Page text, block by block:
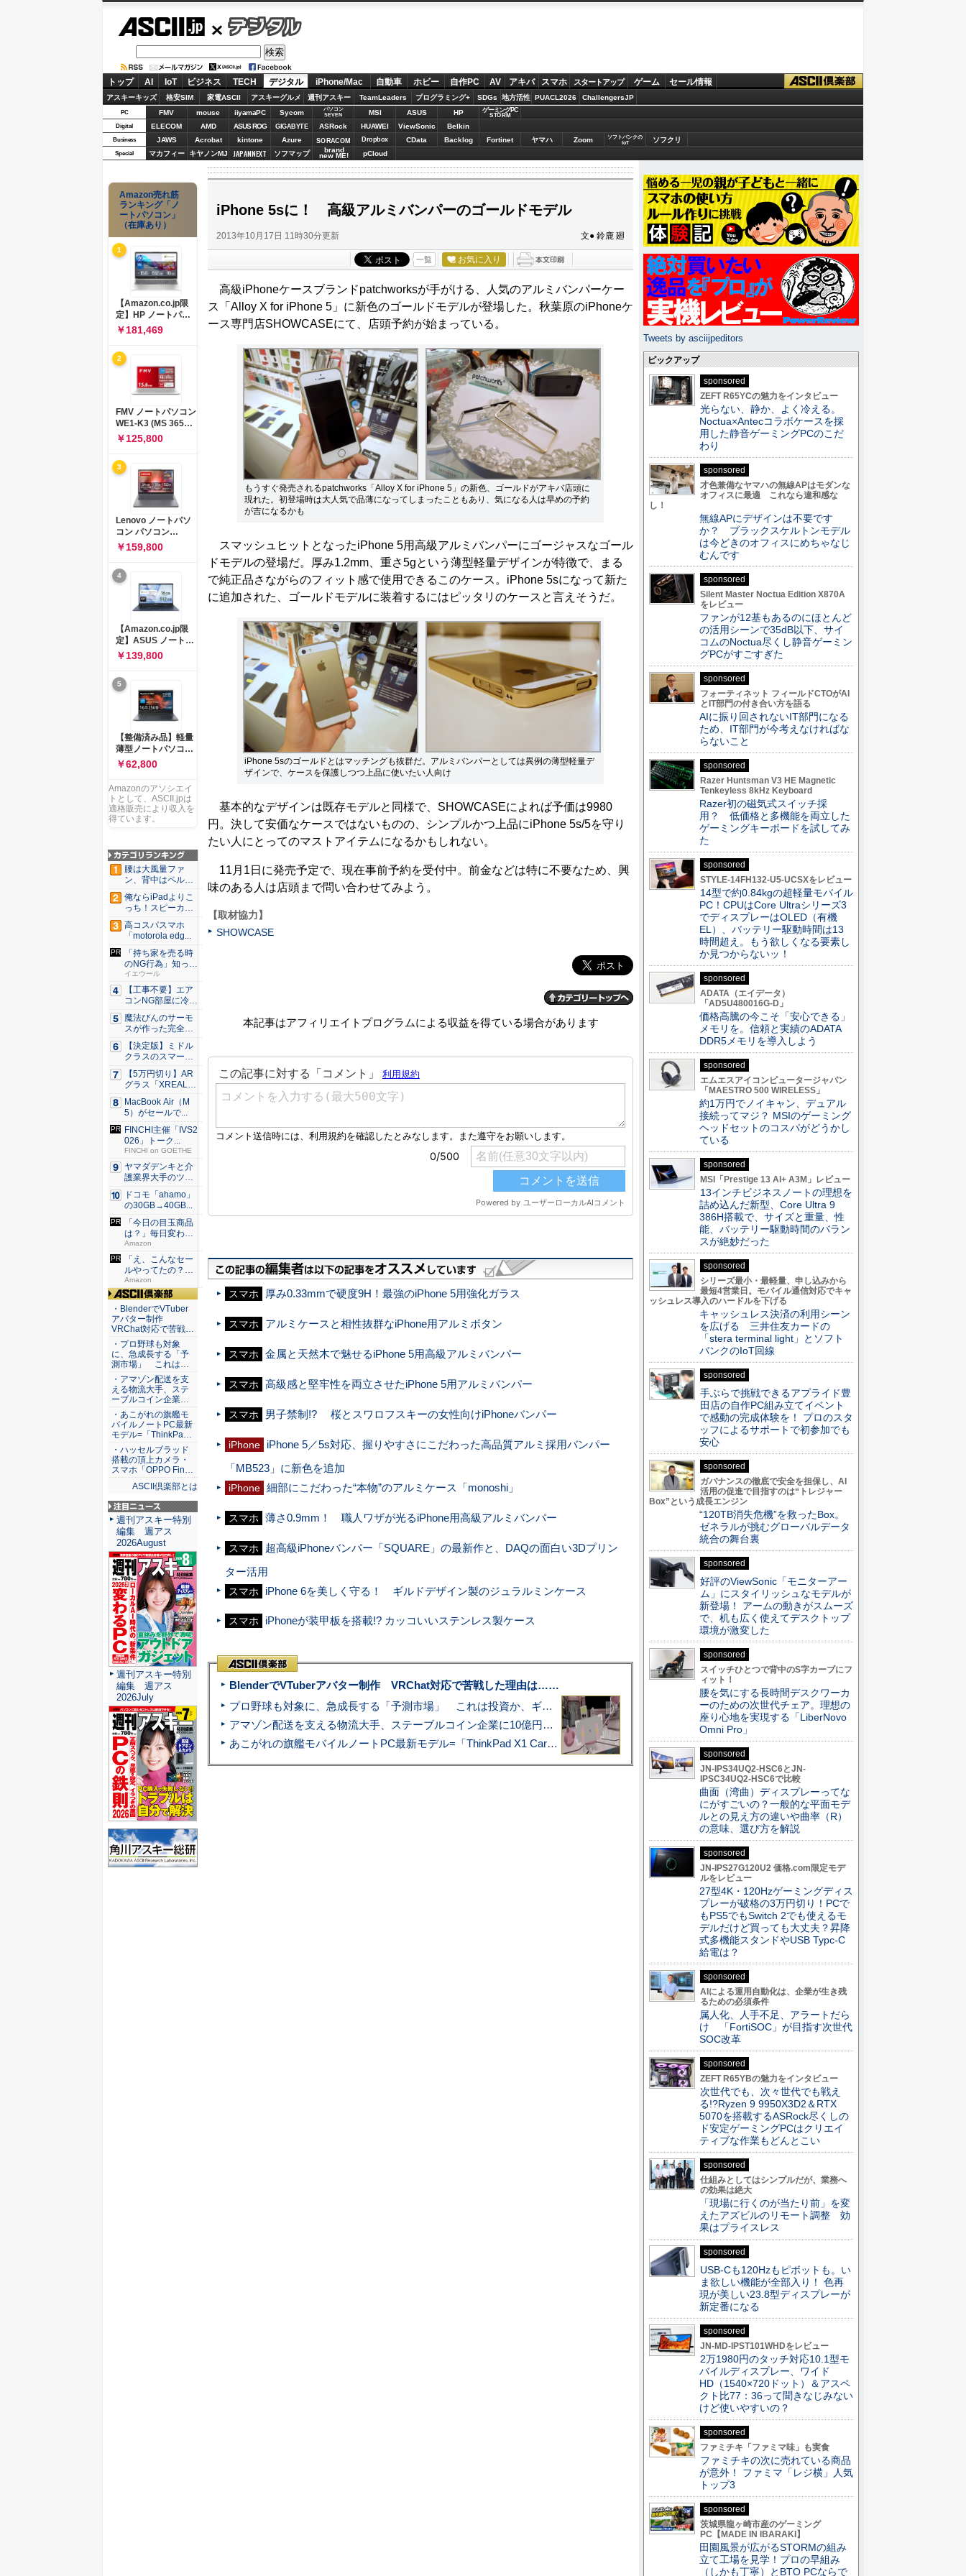
デジタル
トップ AI IoT ビジネス TECH デジタル iPhone/Mac 自動車 ホビー 自作PC AV アキバ スマホ スタートアップ ゲーム セール情報
アスキーキッズ 格安SIM 家電ASCII アスキーグルメ 週刊アスキー TeamLeaders プログラミング+ SDGs 地方活性 PUACL2026 ChallengersJP
PC FMV mouse iiyamaPC Sycom
パソコン
SEVEN
MSI ASUS HP ゲーミングPC
STORM
Digital ELECOM AMD ASUS ROG GIGABYTE ASRock HUAWEI ViewSonic Belkin
Business JAWS Acrobat kintone Azure SORACOM Dropbox CData Backlog Fortinet ヤマハ Zoom
ソフトバンクの
IoT
ソフクリ
Special マカフィー キヤノンMJ JAPANNEXT ソフマップ brand
new ME! pCloud
iPhone 5sに！ 高級アルミバンパーのゴールドモデル
2013年10月17日 11時30分更新 文● 鈴鹿 廻
一覧 お気に入り
高級iPhoneケースブランドpatchworksが手がける、人気のアルミバンパーケー
ス「Alloy X for iPhone 5」に新色のゴールドモデルが登場した。秋葉原のiPhoneケ
ース専門店SHOWCASEにて、店頭予約が始まっている。
もうすぐ発売されるpatchworks「Alloy X for iPhone 5」の新色、ゴールドがアキバ店頭に
現れた。初登場時は大人気で品薄になってしまったこともあり、気になる人は早めの予約
が吉になるかも
スマッシュヒットとなったiPhone 5用高級アルミバンパーにゴージャスなゴール
ドモデルの登場だ。厚み1.2mm、重さ5gという薄型軽量デザインが特徴で、まる
で純正品さながらのフィット感で使用できるこのケース。iPhone 5sになって新た
に追加された、ゴールドモデルに装着するにはピッタリのケースと言えそうだ。
iPhone 5sのゴールドとはマッチングも抜群だ。アルミバンパーとしては異例の薄型軽量デ
ザインで、ケースを保護しつつ上品に使いたい人向け
基本的なデザインは既存モデルと同様で、SHOWCASEによれば予価は9980
円。決して安価なケースではないものの、シンプルかつ上品にiPhone 5s/5を守り
たい人にとってのマストアイテムになるかもしれない。
11月1日に発売予定で、現在事前予約を受付中。前金などは特に不要なため、興
味のある人は店頭まで問い合わせてみよう。
【取材協力】
SHOWCASE
本記事はアフィリエイトプログラムによる収益を得ている場合があります
スマホ 厚み0.33mmで硬度9H！最強のiPhone 5用強化ガラス
スマホ アルミケースと相性抜群なiPhone用アルミボタン
スマホ 金属と天然木で魅せるiPhone 5用高級アルミバンパー
スマホ 高級感と堅牢性を両立させたiPhone 5用アルミバンパー
スマホ 男子禁制!? 桜とスワロフスキーの女性向けiPhoneバンパー
iPhone
iPhone 5／5s対応、握りやすさにこだわった高品質アルミ採用バンパー
「MB523」に新色を追加
iPhone 細部にこだわった“本物”のアルミケース「monoshi」
スマホ 薄さ0.9mm！ 職人ワザが光るiPhone用高級アルミバンパー
スマホ
超高級iPhoneバンパー「SQUARE」の最新作と、DAQの面白い3Dプリン
ター活用
スマホ iPhone 6を美しく守る！ ギルドデザイン製のジュラルミンケース
スマホ iPhoneが装甲板を搭載!? カッコいいステンレス製ケース
BlenderでVTuberアバター制作 VRChat対応で苦戦した理由は……
プロ野球も対象に、急成長する「予測市場」 これは投資か、ギャンブルか
アマゾン配送を支える物流大手、ステーブルコイン企業に10億円投資のワケ
あこがれの旗艦モバイルノートPC最新モデル=「ThinkPad X1 Carbon Gen 14 Aura Edition」実機レビュー
Amazon売れ筋
ランキング「ノ
ートパソコン」
（在庫あり）
1
【Amazon.co.jp限
定】HP ノートパソ
コン 15-fd 15.6イン
チ インテル Core 5
120U メモリ16GB
SSD512GB
Windows 11
Microsoft Office
2024搭載 WPS
Office搭載 カメラシ
ャッター 指紋認証 薄
型 Copilotキー搭載
ナチュラルシルバー
￥181,469
2
FMV ノートパソコン
WE1-K3 (MS 365
Personal/Copilotキ
ー搭載/Win 11/15.6
型/Core
i5/16GB/SSD
512GB/ホワイト)
FMVWK3E15W_AZ
￥125,800
3
Lenovo ノートパソ
コン パソコン
IdeaPad Slim 3 14.0
インチ AMD
Ryzen™ 5 8640HS
メモリ16GB
SSD512GB
Microsoft 365 試用
版 Windows11 バッ
テリー駆動12.6時間
重量1.39kg ルナグレ
ー 83K9003JJP ノー
トPC
￥159,800
4
【Amazon.co.jp限
定】ASUS ノートパ
ソコン Vivobook 15
M1502NAQ 15.6イ
ンチ AMD Ryzen 7
170 メモリ16GB
SSD 512GB
Microsoft 365
Personal (24か月版)
搭載 Windows 11 重
量1.7kg Wi-Fi 6E ク
ワイエットブルー
M1502NAQ-
￥139,800
5
【整備済み品】軽量
薄型ノートパソコン
dynabook G83 ■
13.3型
FHD(1920x1080) -
高性能第11世代Core
i5-1135G7 - メモリ
16GB - SSD 256GB
USB Type-C - MS
Office 2021 - Win11
搭載
￥62,800
Amazonのアソシエイ
トとして、ASCII.jpは
適格販売により収入を
得ています。
腰は大風量ファ
ン、背中はペルチ
ェ冷却。ダ...
俺ならiPadよりこ
っち！スピーカー
9個...
高コスパスマホ
「motorola edg...
「持ち家を売る時
のNG行為」知って
るだけ...
イエウール
【工事不要】エア
コンNG部屋に冷房
を！ ...
魔法びんのサーモ
スが作った完全遮
光100...
【決定版】ミドル
クラスのスマート
フォンの...
【5万円切り】AR
グラス「XREAL
x...
MacBook Air（M
5）がセールで...
FINCHI主催「IVS2
026」トーク...
FINCHI on GOETHE
ヤマダデンキと介
護業界大手のツク
イが協業...
ドコモ「ahamo」
の30GB→40GB...
「今日の目玉商品
は？」毎日変わる
Amaz...
Amazon
「え、こんなセー
ルやってたの？」
80％O...
Amazon
ASCII倶楽部
・BlenderでVTuber
アバター制作
VRChat対応で苦戦…
・プロ野球も対象
に、急成長する「予
測市場」 これは…
・アマゾン配送を支
える物流大手、ステ
ーブルコイン企業…
・あこがれの旗艦モ
バイルノートPC最新
モデル=「ThinkPa…
・ハッセルブラッド
搭載の頂上カメラ・
スマホ「OPPO Fin…
ASCII倶楽部とは
注目ニュース
週刊アスキー特別
編集 週アス
2026August
週刊アスキー特別
編集 週アス
2026July
Tweets by asciijpeditors
ピックアップ
sponsored
ZEFT R65YCの魅力をインタビュー
光らない、静か、よく冷える。
Noctua×Antecコラボケースを採
用した静音ゲーミングPCのこだ
わり
sponsored
才色兼備なヤマハの無線APはモダンな
オフィスに最適 これなら違和感な
し！
無線APにデザインは不要です
か？ ブラックスケルトンモデル
は今どきのオフィスにめちゃなじ
むんです
sponsored
Silent Master Noctua Edition X870A
をレビュー
ファンが12基もあるのにほとんど
の活用シーンで35dB以下、サイ
コムのNoctua尽くし静音ゲーミン
グPCがすごすぎた
sponsored
フォーティネット フィールドCTOがAI
とIT部門の付き合い方を語る
AIに振り回されないIT部門になる
ため、IT部門が今考えなければな
らないこと
sponsored
Razer Huntsman V3 HE Magnetic
Tenkeyless 8kHz Keyboard
Razer初の磁気式スイッチ採
用？ 低価格と多機能を両立した
ゲーミングキーボードを試してみ
た
sponsored
STYLE-14FH132-U5-UCSXをレビュー
14型で約0.84kgの超軽量モバイル
PC！CPUはCore Ultraシリーズ3
でディスプレーはOLED（有機
EL）、バッテリー駆動時間は13
時間超え。もう欲しくなる要素し
か見つからないッ！
sponsored
ADATA（エイデータ）
「AD5U480016G-D」
価格高騰の今こそ「安心できる」
メモリを。信頼と実績のADATA
DDR5メモリを導入しよう
sponsored
エムエスアイコンピュータージャパン
「MAESTRO 500 WIRELESS」
約1万円でノイキャン、デュアル
接続ってマジ？ MSIのゲーミング
ヘッドセットのコスパがどうかし
ている
sponsored
MSI「Prestige 13 AI+ A3M」レビュー
13インチビジネスノートの理想を
詰め込んだ新型、Core Ultra 9
386H搭載で、サイズと重量、性
能、バッテリー駆動時間のバラン
スが絶妙だった
sponsored
シリーズ最小・最軽量、申し込みから
最短4営業日。モバイル通信対応でキャ
ッシュレス導入のハードルを下げる
キャッシュレス決済の利用シーン
を広げる 三井住友カードの
「stera terminal light」とソフト
バンクのIoT回線
sponsored
手ぶらで挑戦できるアプライド豊
田店の自作PC組み立てイベント
で感動の完成体験を！ プロのスタ
ッフによるサポートで初参加でも
安心
sponsored
ガバナンスの徹底で安全を担保し、AI
活用の促進で目指すのは“トレジャー
Box”という成長エンジン
“120TB消失危機”を救ったBox。
ゼネラルが挑むグローバルデータ
統合の舞台裏
sponsored
好評のViewSonic「モニターアー
ム」にスタイリッシュなモデルが
新登場！ アームの動きがスムーズ
で、机も広く使えてデスクトップ
環境が激変した
sponsored
スイッチひとつで背中のS字カーブにフ
ィット！
腰を気にする長時間デスクワーカ
ーのための次世代チェア。理想の
座り心地を実現する「LiberNovo
Omni Pro」
sponsored
JN-IPS34UQ2-HSC6とJN-
IPSC34UQ2-HSC6で比較
曲面（湾曲）ディスプレーってな
にがすごいの？一般的な平面モデ
ルとの見え方の違いや曲率（R）
の意味、選び方を解説
sponsored
JN-IPS27G120U2 価格.com限定モデ
ルをレビュー
27型4K・120Hzゲーミングディス
プレーが破格の3万円切り！PCで
もPS5でもSwitch 2でも使えるモ
デルだけど買っても大丈夫？昇降
式多機能スタンドやUSB Typc-C
給電は？
sponsored
AIによる運用自動化は、企業が生き残
るための必須条件
属人化、人手不足、アラートだら
け 「FortiSOC」が目指す次世代
SOC改革
sponsored
ZEFT R65YBの魅力をインタビュー
次世代でも、次々世代でも戦え
る!?Ryzen 9 9950X3D2＆RTX
5070を搭載するASRock尽くしの
ド安定ゲーミングPCはクリエイ
ティブな作業もどんとこい
sponsored
仕組みとしてはシンプルだが、業務へ
の効果は絶大
「現場に行くのが当たり前」を変
えたアズビルのリモート調整 効
果はプライスレス
sponsored
USB-Cも120Hzもピボットも。い
ま欲しい機能が全部入り！ 色再
現が美しい23.8型ディスプレーが
新定番になる
sponsored
JN-MD-IPST101WHDをレビュー
2万1980円のタッチ対応10.1型モ
バイルディスプレー、ワイド
HD（1540×720ドット）＆アスペ
クト比77：36って聞きなじみない
けど使いやすいの？
sponsored
ファミチキ「ファミマ味」も実食
ファミチキの次に売れている商品
が意外！ ファミマ「レジ横」人気
トップ3
sponsored
茨城県龍ヶ崎市産のゲーミング
PC【MADE IN IBARAKI】
田園風景が広がるSTORMの組み
立て工場を見学！プロの早組み
（しかも丁寧）とBTO PCならで